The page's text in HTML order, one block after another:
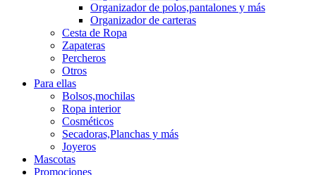
Organizador de polos,pantalones y más
Organizador de carteras
Cesta de Ropa
Zapateras
Percheros
Otros
Para ellas
Bolsos,mochilas
Ropa interior
Cosméticos
Secadoras,Planchas y más
Joyeros
Mascotas
Promociones